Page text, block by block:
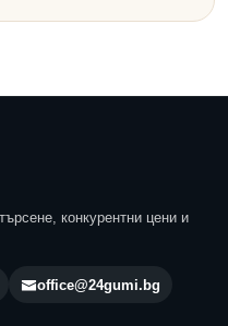
конкурентни цени и
office@24gumi.bg